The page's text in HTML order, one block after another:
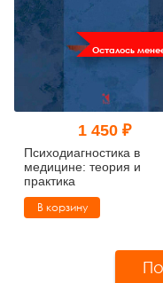
Осталось
1 450 ₽
Психодиагностика в
медицине: теория и
практика
В корзину